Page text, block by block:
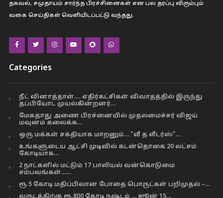
தகவல், சமுதாயம் சார்ந்த பிரச்சினைகள் என பல தரப்பு விரும்பும்
வகை செய்திகள் வெளியிடப்பட்டு வந்தது.
Categories
நீட் வினாத்தாள்…. எதிர்கட்சிகள் விவாதத்தில் இருந்து
தப்பியோட முயல்கின்றனர்…
மேகதாது அணை பிரச்னையில் முதலமைச்சர் விஜய்
மவுனம் கலைக்க…
ஒரு மக்கள் சக்தியாக மாறனும்… “வீ த லீடர்ஸ்”…
உங்களுடைய ஆட்சி முடிவில் கடன்தொகை 20 லட்சம்
கோடியாக…
2 நாட்களில் மட்டும் 17 பாலியல் வன்கொடுமை
சம்பவங்கள்……
ரூ.5 கோடி மதிப்பிலான போதை பொருட்கள் பறிமுதல் –…